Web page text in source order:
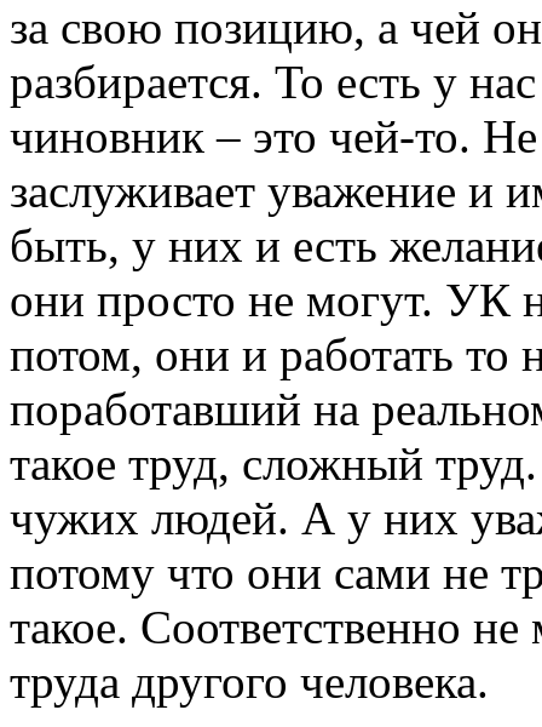
за свою позицию, а чей
разбирается. То есть у
чиновник – это чей-то. Не
заслуживает уважение и
быть, у них и есть
они просто не могут. УК
потом, они и работать то
поработавший на
такое труд, сложный
чужих людей. А у них
потому что они сами не
такое. Соответственно
труда другого